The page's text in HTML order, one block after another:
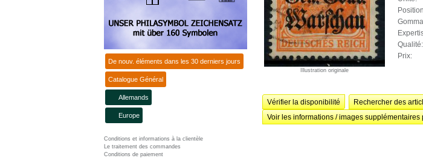
De nouv. éléments dans les 30 derniers jours
Catalogue Général
Allemands
Europe
Conditions et informations à la clientèle
Le traitement des commandes
Conditions de paiement
Illustration originale
Qualité:
Prix:
Vérifier la disponibilité
Rechercher des
Voir les informations / images supplémentaires